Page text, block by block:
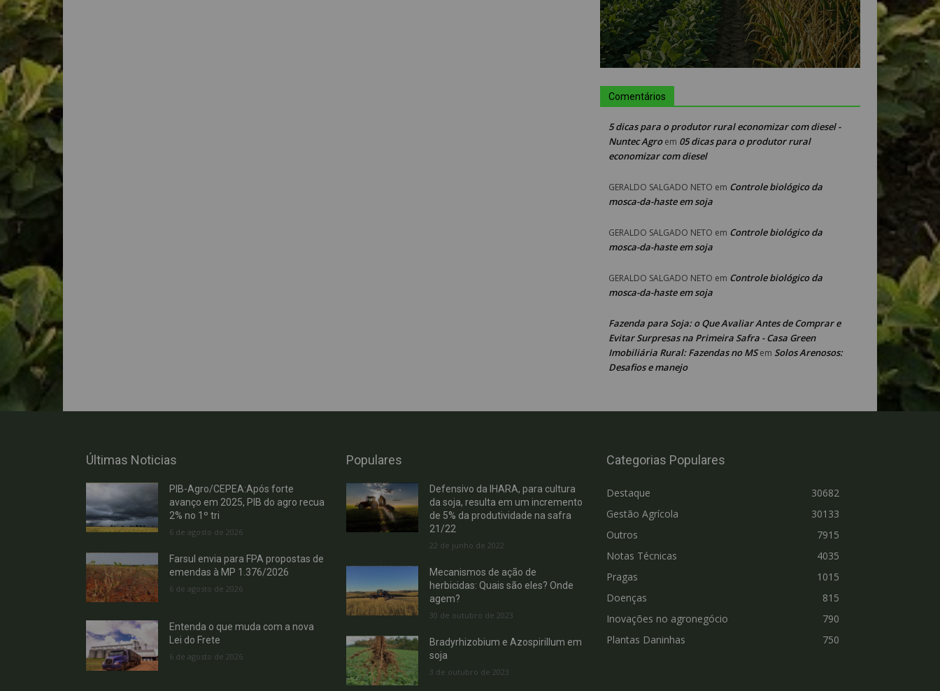
Comentários
5 dicas para o produtor rural economizar com diesel -
Nuntec Agroem 05 dicas para o produtor rural
economizar com diesel
GERALDO SALGADO NETO em Controle biológico da
mosca-da-haste em soja
GERALDO SALGADO NETO em Controle biológico da
mosca-da-haste em soja
GERALDO SALGADO NETO em Controle biológico da
mosca-da-haste em soja
Fazenda para Soja: o Que Avaliar Antes de Comprar e
Evitar Surpresas na Primeira Safra - Casa Green
Imobiliária Rural: Fazendas no MSem Solos Arenosos:
Desafios e manejo
Últimas Noticias
PIB-Agro/CEPEA:Após forte
avanço em 2025, PIB do agro recua
2% no 1º tri
6 de agosto de 2026
Farsul envia para FPA propostas de
emendas à MP 1.376/2026
6 de agosto de 2026
Entenda o que muda com a nova
Lei do Frete
6 de agosto de 2026
Populares
Defensivo da IHARA, para cultura
da soja, resulta em um incremento
de 5% da produtividade na safra
21/22
22 de junho de 2022
Mecanismos de ação de
herbicidas: Quais são eles? Onde
agem?
30 de outubro de 2023
Bradyrhizobium e Azospirillum em
soja
3 de outubro de 2023
Categorias Populares
Destaque
30682
Gestão Agrícola
30133
Outros
7915
Notas Técnicas
4035
Pragas
1015
Doenças
815
Inovações no agronegócio
790
Plantas Daninhas
750